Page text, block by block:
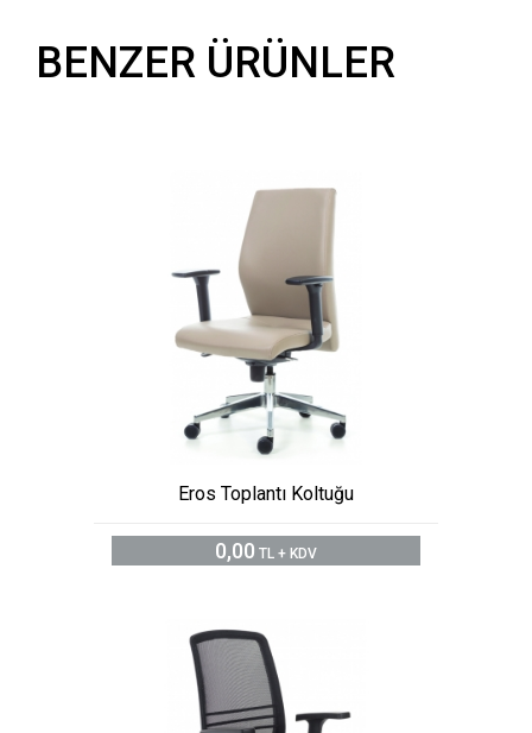
BENZER ÜRÜNLER
Eros Toplantı Koltuğu
0,00 TL + KDV